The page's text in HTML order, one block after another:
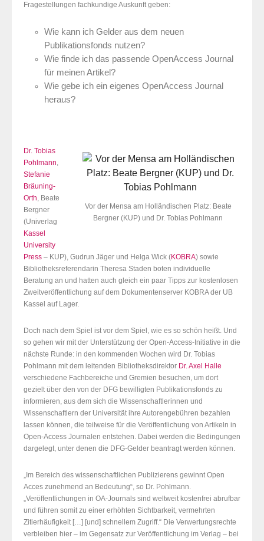
Fragestellungen fachkundige Auskunft geben:
Wie kann ich Gelder aus dem neuen
Publikationsfonds nutzen?
Wie finde ich das passende OpenAccess Journal
für meinen Artikel?
Wie gebe ich ein eigenes OpenAccess Journal
heraus?
Vor der Mensa am Holländischen Platz: Beate
Bergner (KUP) und Dr. Tobias Pohlmann
Dr. Tobias
Pohlmann,
Stefanie
Bräuning-
Orth, Beate
Bergner
(Univerlag
Kassel
University
Press – KUP), Gudrun Jäger und Helga Wick (KOBRA) sowie
Bibliotheksreferendarin Theresa Staden boten individuelle
Beratung an und hatten auch gleich ein paar Tipps zur kostenlosen
Zweitveröffentlichung auf dem Dokumentenserver KOBRA der UB
Kassel auf Lager.
Doch nach dem Spiel ist vor dem Spiel, wie es so schön heißt. Und
so gehen wir mit der Unterstützung der Open-Access-Initiative in die
nächste Runde: in den kommenden Wochen wird Dr. Tobias
Pohlmann mit dem leitenden Bibliotheksdirektor Dr. Axel Halle
verschiedene Fachbereiche und Gremien besuchen, um dort
gezielt über den von der DFG bewilligten Publikationsfonds zu
informieren, aus dem sich die Wissenschaftlerinnen und
Wissenschaftlern der Universität ihre Autorengebühren bezahlen
lassen können, die teilweise für die Veröffentlichung von Artikeln in
Open-Access Journalen entstehen. Dabei werden die Bedingungen
dargelegt, unter denen die DFG-Gelder beantragt werden können.
„Im Bereich des wissenschaftlichen Publizierens gewinnt Open
Acces zunehmend an Bedeutung“, so Dr. Pohlmann.
„Veröffentlichungen in OA-Journals sind weltweit kostenfrei abrufbar
und führen somit zu einer erhöhten Sichtbarkeit, vermehrten
Zitierhäufigkeit […] [und] schnellem Zugriff.“ Die Verwertungsrechte
verbleiben hier – im Gegensatz zur Veröffentlichung im Verlag – bei